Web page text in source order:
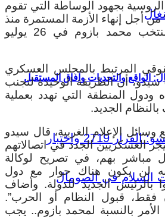
الواقع والتحديات وآفاق المستقبل
بجهود الوساطة التي تقوم
أجل إنهاء الأزمة المستمرة منذ
الإطاحة بالرئيس المنتخب محمد بازوم في 26 يوليو
المرتبط بالمجلس العسكري
سيدو، أن الطريقة الوحيدة لتجنب
ودول المنطقة التي تهدد بعملية
الجديد.
الإعلام الغربية، قال سيدو
العسكريين الجدد في اتصالاتهم
مباشر بهم، في تصريح لوكالة
لن يكون هناك حوار مع دول
بالرئيس الجديد للدولة. وأضاف
فقط، قبول النظام أو الحرب”.
الأمر بالنسبة لمحمد بازوم.. يجب